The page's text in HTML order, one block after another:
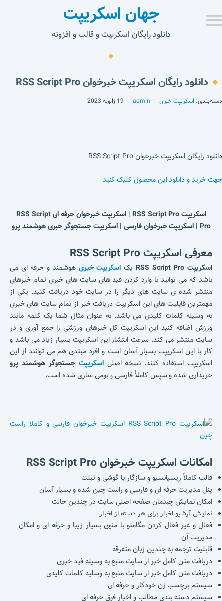
جهان اسکریپت
دانلود رایگان اسکریپت و قالب و افزونه
دانلود رایگان اسکریپت خبرخوان RSS Script Pro
دسته‌بندی: اسکریپت خبری admin 19 ژانویه 2023
دانلود رایگان اسکریپت خبرخوان RSS Script Pro
جهت خرید و دانلود این محصول کلیک کنید
اسکریپت RSS Script Pro | اسکریپت خبرخوان حرفه ای RSS Script
Pro | اسکریپت خبرخوان فارسی | اسکریپت جستجوگر خبری هوشمند پرو
معرفی اسکریپت RSS Script Pro
اسکریپت RSS Script Pro یک اسکریپت خبری هوشمند و حرفه ای می
باشد که می توانید با وارد کردن فید های سایت های خبری تمام خبرهای
منتشر شده ی سایت های دیگر را در سایت خود دریافت کنید. یکی از
مهمترین قابلیت های این اسکریپت دریافت خبر از تمام سایت های خبری
به وسیله کلمات کلیدی می باشد. به عنوان مثال شما یک کلمه مانند
ورزش اضافه کنید این اسکریپت کل خبرهای ورزشی را جمع آوری و در
سایت منتشر می کند. سرعت انتشار این اسکریپت بسیار زیاد می باشد و
کار با این اسکریپت بسیار آسان است و افرد مبتدی هم می توانند از این
اسکریپت استفاده کنند. نسخه اصلیاسکریپت جستجوگر هوشمند پرو
خریداری شده و سپس کاملاً فارسی و بومی سازی شده است.
امکانات اسکریپت خبرخوان RSS Script Pro
قالب کاملاً ریسپانسیو و سازگار با گوشی و تبلت
پنل مدیریت حرفه ای و فارسی و راست چین شده و بسیار آسان
امکان نمایش چیدمان صفحه اصلی سایت در چندین حالت
نمایش آرشیو اخبار برای هر دسته از اخبار
فعال و غیر فعال کردن مگامنو با منوی بسیار زیبا و حرفه ای و امکان
مدیریت آن
قابلیت ترجمه به چندین زبان متفرقه
دریافت متن کامل خبر از سایت منبع به وسیله فید خبری
دریافت متن کامل خبر از سایت منبع به وسلیه کلمات کلیدی
سیستم برچسب زن خودکار و حرفه ای
سیستم دسته بندی مطالب و اخبار فوق حرفه ای